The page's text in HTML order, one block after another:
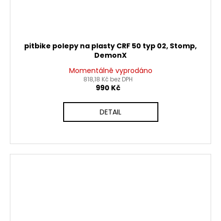
pitbike polepy na plasty CRF 50 typ 02, Stomp,
DemonX
Momentálně vyprodáno
818,18 Kč bez DPH
990 Kč
DETAIL